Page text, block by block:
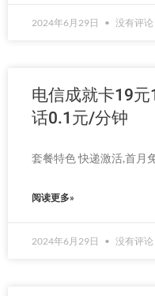
2024年6月29日 没有评论
电信成就卡19
话0.1元/分钟
套餐特色 快递激活,首月
阅读更多»
2024年6月29日 没有评论